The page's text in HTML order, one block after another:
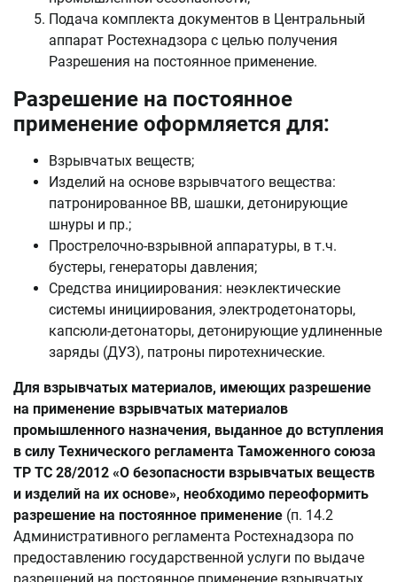
Подача комплекта документов в Центральный
аппарат Ростехнадзора с целью получения
Разрешения на постоянное применение.
Разрешение на постоянное
применение оформляется для:
Взрывчатых веществ;
Изделий на основе взрывчатого вещества:
патронированное ВВ, шашки, детонирующие
шнуры и пр.;
Прострелочно-взрывной аппаратуры, в т.ч.
бустеры, генераторы давления;
Средства инициирования: неэклектические
системы инициирования, электродетонаторы,
капсюли-детонаторы, детонирующие удлиненные
заряды (ДУЗ), патроны пиротехнические.
Для взрывчатых материалов, имеющих разрешение
на применение взрывчатых материалов
промышленного назначения, выданное до вступления
в силу Технического регламента Таможенного союза
ТР ТС 28/2012 «О безопасности взрывчатых веществ
и изделий на их основе», необходимо переоформить
разрешение на постоянное применение (п. 14.2
Административного регламента Ростехнадзора по
предоставлению государственной услуги по выдаче